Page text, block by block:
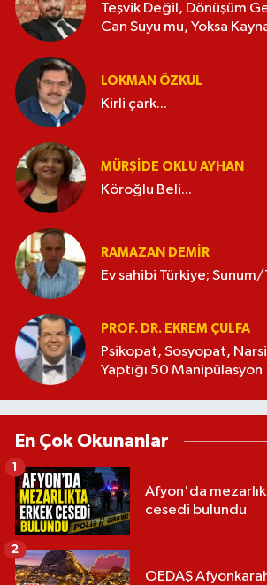
Teşvik Değil, Dönüşüm
Can Suyu mu, Yoksa
LOKMAN ÖZKUL
Kirli çark...
MÜRŞIDE OKLU AYHAN
Köroğlu Beli...
RAMAZAN DEMİR
Ev sahibi Türkiye; Sunum/
PROF. DR. EKREM ÇULFA
Psikopat, Sosyopat,
Yaptığı 50 Manipülasyon
En Çok Okunanlar
Afyon'da
cesedi bulundu
1
OEDAŞ
2